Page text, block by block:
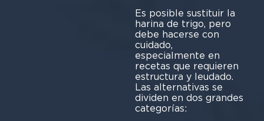
Es posible sustituir la
harina de trigo, pero
debe hacerse con
cuidado,
especialmente en
recetas que requieren
estructura y leudado.
Las alternativas se
dividen en dos grandes
categorías: